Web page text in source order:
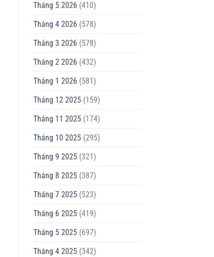
Tháng 5 2026 (410)
Tháng 4 2026 (578)
Tháng 3 2026 (578)
Tháng 2 2026 (432)
Tháng 1 2026 (581)
Tháng 12 2025(159)
Tháng 11 2025(174)
Tháng 10 2025(295)
Tháng 9 2025(321)
Tháng 8 2025(387)
Tháng 7 2025(523)
Tháng 6 2025(419)
Tháng 5 2025(697)
Tháng 4 2025(342)